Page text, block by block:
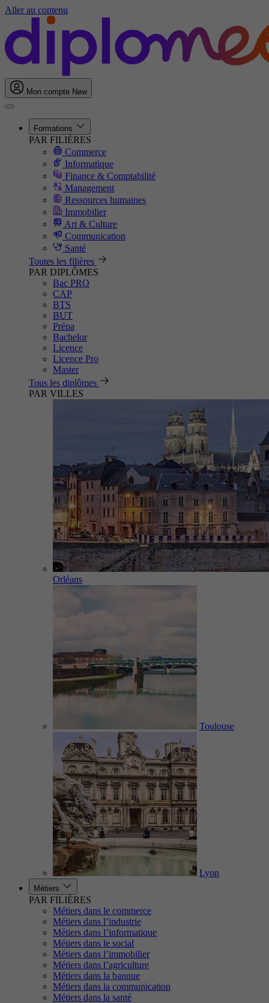
Aller au contenu
Mon compte New
Formations
PAR FILIÈRES
Commerce
Informatique
Finance & Comptabilité
Management
Ressources humaines
Immobilier
Art & Culture
Communication
Santé
Toutes les filières
PAR DIPLÔMES
Bac PRO
CAP
BTS
BUT
Prépa
Bachelor
Licence
Licence Pro
Master
Tous les diplômes
PAR VILLES
Orléans
Toulouse
Lyon
Métiers
PAR FILIÈRES
Métiers dans le commerce
Métiers dans l’industrie
Métiers dans l’informatique
Métiers dans le social
Métiers dans l’immobilier
Métiers dans l’agriculture
Métiers dans la banque
Métiers dans la communication
Métiers dans la santé